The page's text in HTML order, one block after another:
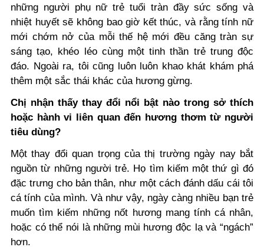
những người phụ nữ trẻ tuổi tràn đầy sức sống và
nhiệt huyết sẽ không bao giờ kết thúc, và rằng tính nữ
mới chớm nở của mỗi thế hệ mới đều căng tràn sự
sáng tạo, khéo léo cùng một tinh thần trẻ trung độc
đáo. Ngoài ra, tôi cũng luôn luôn khao khát khám phá
thêm một sắc thái khác của hương gừng.
Chị nhận thấy thay đổi nổi bật nào trong sở thích
hoặc hành vi liên quan đến hương thơm từ người
tiêu dùng?
Một thay đổi quan trọng của thị trường ngày nay bắt
nguồn từ những người trẻ. Họ tìm kiếm một thứ gì đó
đặc trưng cho bản thân, như một cách đánh dấu cái tôi
cá tính của mình. Và như vậy, ngày càng nhiều bạn trẻ
muốn tìm kiếm những nốt hương mang tính cá nhân,
hoặc có thể nói là những mùi hương độc lạ và “ngách”
hơn.